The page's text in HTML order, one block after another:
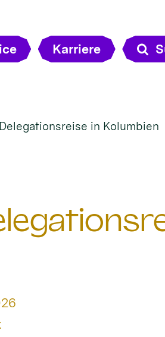
Karriere
in Kolumbien